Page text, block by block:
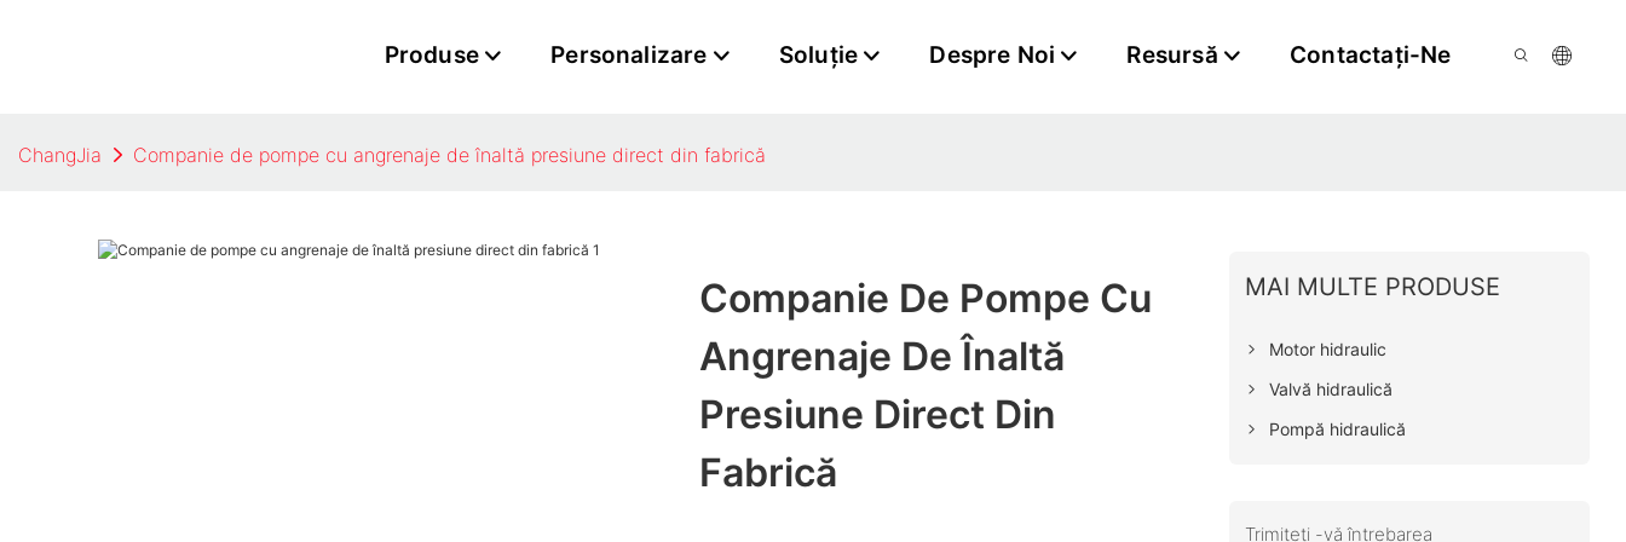
Produse Personalizare Soluţie Despre Noi Resursă Contactaţi-Ne
ChangJia Companie de pompe cu angrenaje de înaltă presiune direct din fabrică
Companie De Pompe Cu
Angrenaje De Înaltă
Presiune Direct Din
Fabrică
MAI MULTE PRODUSE
Motor hidraulic
Valvă hidraulică
Pompă hidraulică
Trimiteți -vă întrebarea